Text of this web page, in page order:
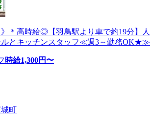
》＊高時給◎【羽鳥駅より車で約19分】人
ルとキッチンスタッフ≪週3～勤務OK★≫
時給1,300円〜
町